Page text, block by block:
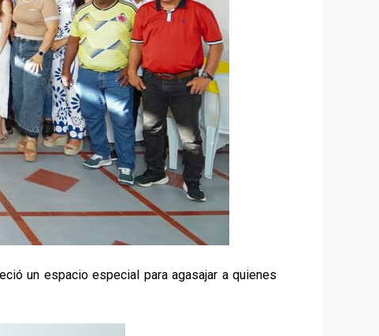
un espacio especial para agasajar a quienes